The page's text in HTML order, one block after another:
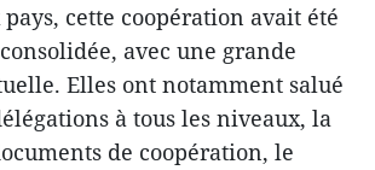
cette coopération avait été
avec une grande
Elles ont notamment salué
à tous les niveaux, la
de coopération, le